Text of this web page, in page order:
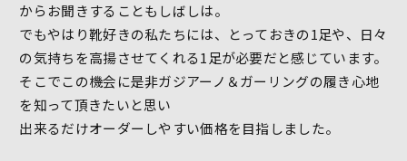
からお聞きすることもしばしは。
でもやはり靴好きの私たちには、とっておきの1足や、日々
の気持ちを高揚させてくれる1足が必要だと感じています。
そこでこの機会に是非ガジアーノ＆ガーリングの履き心地
を知って頂きたいと思い
出来るだけオーダーしやすい価格を目指しました。